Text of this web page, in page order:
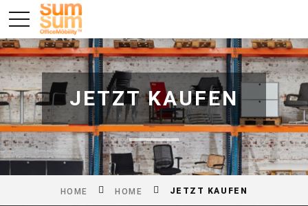
JETZT KAUFEN
HOME HOME JETZT KAUFEN